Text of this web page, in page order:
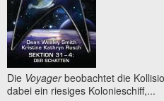
Die Voyagerbeobachtet die
dabei ein riesiges Kolonieschiff,...